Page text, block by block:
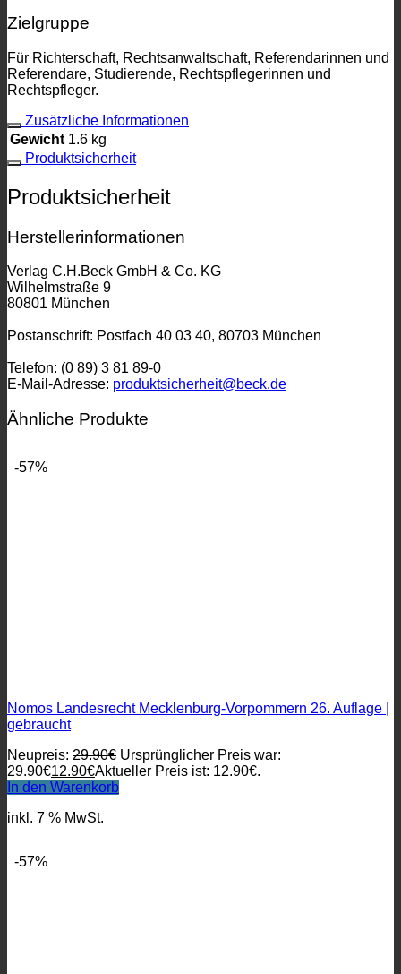
Zielgruppe
Für Richterschaft, Rechtsanwaltschaft, Referendarinnen und
Referendare, Studierende, Rechtspflegerinnen und
Rechtspfleger.
Zusätzliche Informationen
Gewicht 1.6 kg
Produktsicherheit
Produktsicherheit
Herstellerinformationen
Verlag C.H.Beck GmbH & Co. KG
Wilhelmstraße 9
80801 München
Postanschrift: Postfach 40 03 40, 80703 München
Telefon: (0 89) 3 81 89-0
E-Mail-Adresse: produktsicherheit@beck.de
Ähnliche Produkte
-57%
Nomos Landesrecht Mecklenburg-Vorpommern 26. Auflage |
gebraucht
Neupreis: 29.90€ Ursprünglicher Preis war:
29.90€12.90€Aktueller Preis ist: 12.90€.
In den Warenkorb
inkl. 7 % MwSt.
-57%